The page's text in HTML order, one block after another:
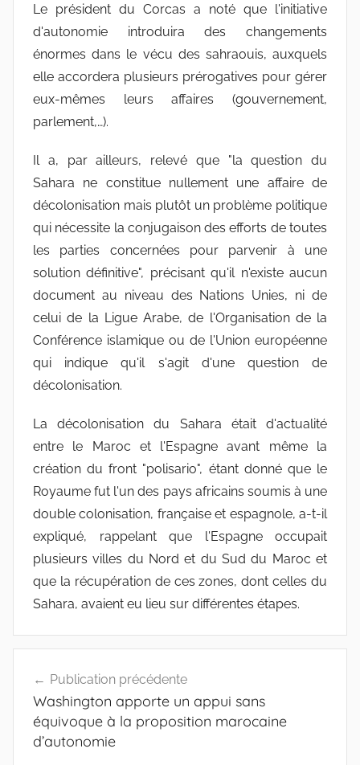
Le président du Corcas a noté que l'initiative
d'autonomie introduira des changements
énormes dans le vécu des sahraouis, auxquels
elle accordera plusieurs prérogatives pour gérer
eux-mêmes leurs affaires (gouvernement,
parlement,…).
Il a, par ailleurs, relevé que "la question du
Sahara ne constitue nullement une affaire de
décolonisation mais plutôt un problème politique
qui nécessite la conjugaison des efforts de toutes
les parties concernées pour parvenir à une
solution définitive", précisant qu'il n'existe aucun
document au niveau des Nations Unies, ni de
celui de la Ligue Arabe, de l'Organisation de la
Conférence islamique ou de l'Union européenne
qui indique qu'il s'agit d'une question de
décolonisation.
La décolonisation du Sahara était d'actualité
entre le Maroc et l'Espagne avant même la
création du front "polisario", étant donné que le
Royaume fut l'un des pays africains soumis à une
double colonisation, française et espagnole, a-t-il
expliqué, rappelant que l'Espagne occupait
plusieurs villes du Nord et du Sud du Maroc et
que la récupération de ces zones, dont celles du
Sahara, avaient eu lieu sur différentes étapes.
de
l’article
Publication précédente
Washington apporte un appui sans
équivoque à la proposition marocaine
d’autonomie